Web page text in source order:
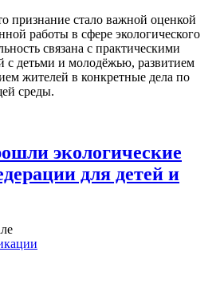
признание стало важной оценкой
работы в сфере экологического
связана с практическими
с детьми и молодёжью, развитием
жителей в конкретные дела по
среды.
экологические
для детей и